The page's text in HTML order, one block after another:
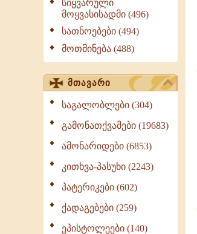
სიყვარული
მოყვასისადმი (496)
სათნოებები (494)
მოთმინება (488)
მთავარი
საგალობლები (304)
გამონათქვამები (19683)
ამონარიდები (6853)
კითხვა-პასუხი (2243)
პატერიკები (602)
ქადაგებები (259)
ეპისტოლეები (140)